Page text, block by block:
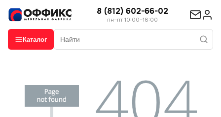
8 (812) 602-66-02
пн–пт 10:00–18:00
Каталог